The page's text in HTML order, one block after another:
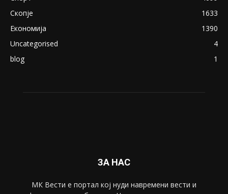
Скопје
1633
Економија
1390
Uncategorised
4
blog
1
ЗА НАС
МК Вести е портал коj нуди навремени вести и